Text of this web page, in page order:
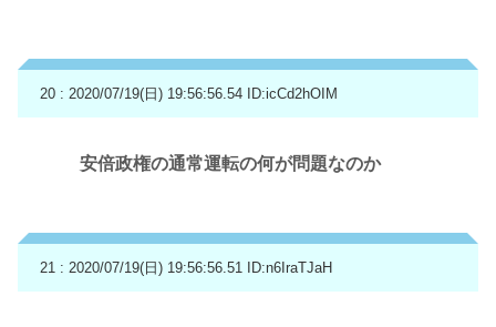
20 : 2020/07/19(日) 19:56:56.54 ID:icCd2hOIM
安倍政権の通常運転の何が問題なのか
21 : 2020/07/19(日) 19:56:56.51 ID:n6IraTJaH